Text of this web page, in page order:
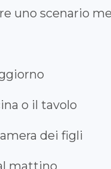
uno scenario
o il tavolo
dei figli
mattino